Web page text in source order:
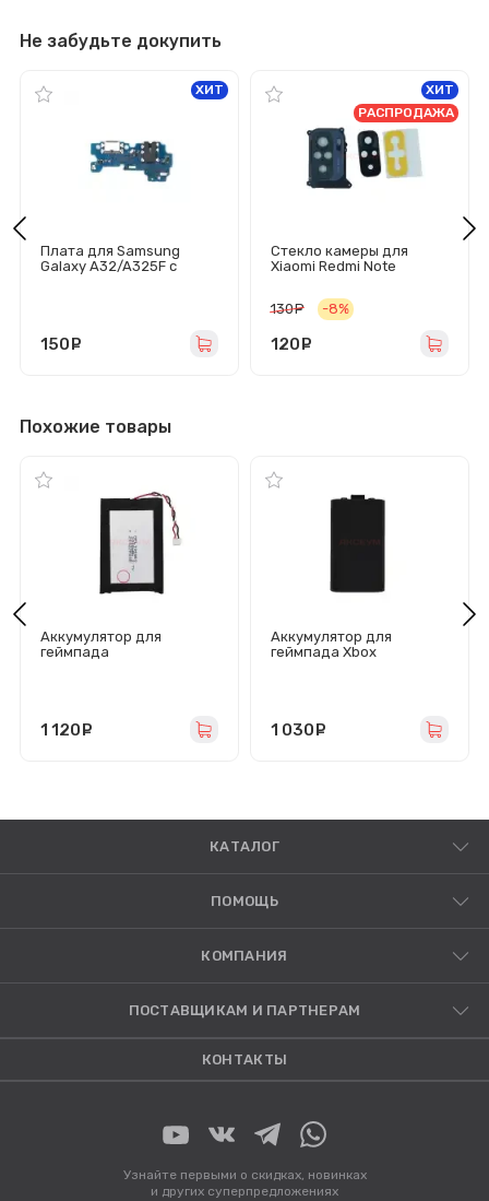
Не забудьте докупить
Плата для Samsung
Galaxy A32/A325F с
ХИТ
150
Стекло камеры для
Xiaomi Redmi Note
с рамкой (черное)
ХИТ
РАСПРОДАЖА
130 руб.
-8%
120
Похожие товары
Аккумулятор для
геймпада
1 120
Аккумулятор для
геймпада Xbox
1 030
КАТАЛОГ
ПОМОЩЬ
КОМПАНИЯ
ПОСТАВЩИКАМ И ПАРТНЕРАМ
КОНТАКТЫ
Узнайте первыми о скидках, новинках
и других суперпредложениях